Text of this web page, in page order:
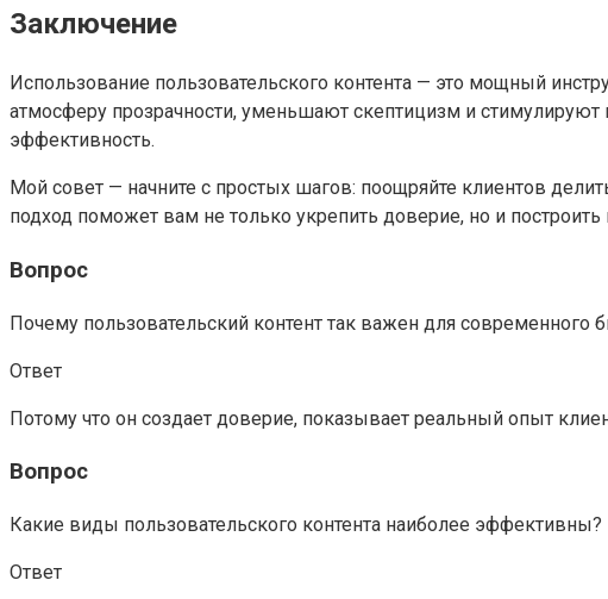
Заключение
Использование пользовательского контента — это мощный
атмосферу прозрачности, уменьшают скептицизм и стимулируют
эффективность.
Мой совет — начните с простых шагов: поощряйте клиентов
подход поможет вам не только укрепить доверие, но и
Вопрос
Почему пользовательский контент так важен для современного
Ответ
Потому что он создает доверие, показывает реальный опыт
Вопрос
Какие виды пользовательского контента наиболее эффективны?
Ответ